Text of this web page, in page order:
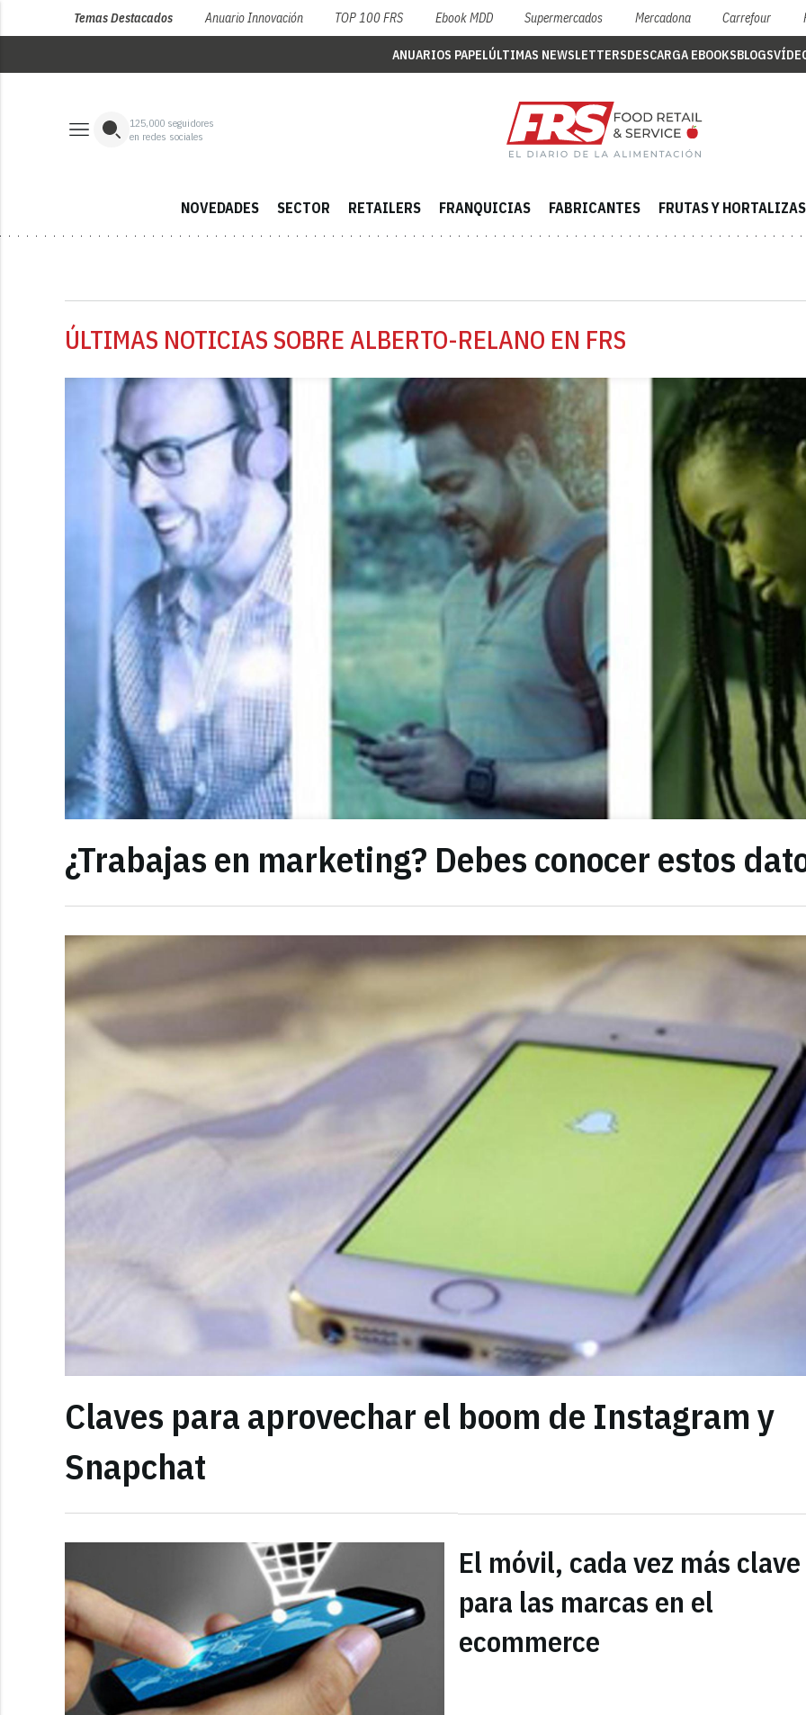
Temas Destacados Anuario Innovación TOP 100 FRS Ebook MDD Supermercados Mercadona Carrefour
ANUARIOS PAPELÚLTIMAS NEWSLETTERSDESCARGA EBOOKSBLOGS
125,000 seguidores
en redes sociales
NOVEDADES SECTOR RETAILERS FRANQUICIAS FABRICANTES FRUTAS Y HORTALIZAS
ÚLTIMAS NOTICIAS SOBRE ALBERTO-RELANO EN FRS
¿Trabajas en marketing? Debes conocer estos
Claves para aprovechar el boom de Instagram y
Snapchat
El móvil, cada vez más clave
para las marcas en el
ecommerce